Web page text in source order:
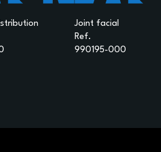
Joint facial
Ref.
990195-000